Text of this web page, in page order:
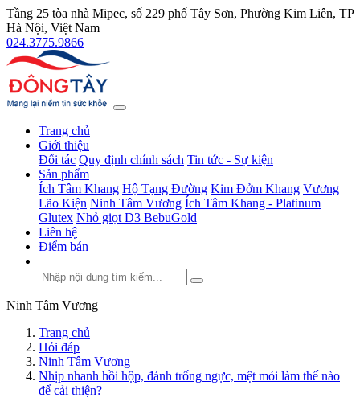
Tầng 25 tòa nhà Mipec, số 229 phố Tây Sơn, Phường Kim Liên, TP
Hà Nội, Việt Nam
024.3775.9866
Trang chủ
Giới thiệu
Đối tác Quy định chính sách Tin tức - Sự kiện
Sản phẩm
Ích Tâm Khang Hộ Tạng Đường Kim Đởm Khang Vương
Lão Kiện Ninh Tâm Vương Ích Tâm Khang - Platinum
Glutex Nhỏ giọt D3 BebuGold
Liên hệ
Điểm bán
Ninh Tâm Vương
Trang chủ
Hỏi đáp
Ninh Tâm Vương
Nhịp nhanh hồi hộp, đánh trống ngực, mệt mỏi làm thế nào
để cải thiện?